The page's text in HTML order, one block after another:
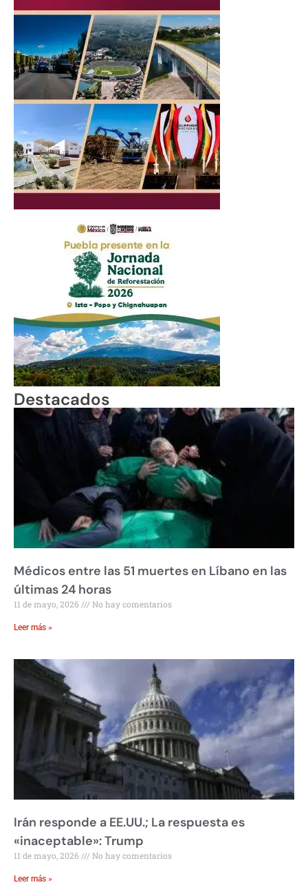
Destacados
Médicos entre las 51 muertes en Líbano en las
últimas 24 horas
11 de mayo, 2026 No hay comentarios
Leer más »
Irán responde a EE.UU.; La respuesta es
«inaceptable»: Trump
11 de mayo, 2026 No hay comentarios
Leer más »